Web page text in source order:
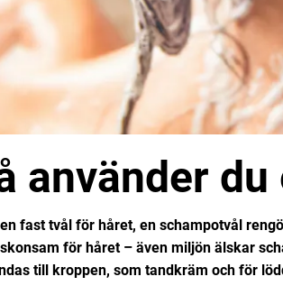
använder
fast tvål för håret, en schampotvål
för håret – även miljön älskar
till kroppen, som tandkräm och för